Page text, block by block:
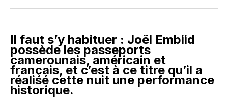
Facebook
LinkedInWhatsApp
Courriel
Il faut s’y habituer : Joël Embiid
possède les passeports
camerounais, américain et
français, et c’est à ce titre qu’il a
réalisé cette nuit une performance
historique.